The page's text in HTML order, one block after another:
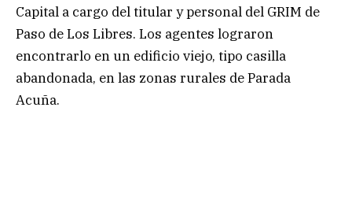
Capital a cargo del titular y personal del GRIM de
Paso de Los Libres. Los agentes lograron
encontrarlo en un edificio viejo, tipo casilla
abandonada, en las zonas rurales de Parada
Acuña.